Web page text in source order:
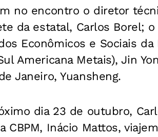
no encontro o diretor
da estatal, Carlos Borel;
Econômicos e Sociais da
Americana Metais), Jin
Janeiro, Yuansheng.
dia 23 de outubro,
Inácio Mattos,